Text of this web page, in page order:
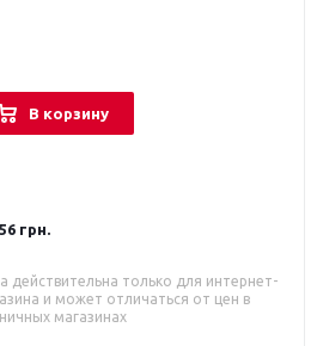
В корзину
грн.
действительна только для интернет-
и может отличаться от цен в
магазинах